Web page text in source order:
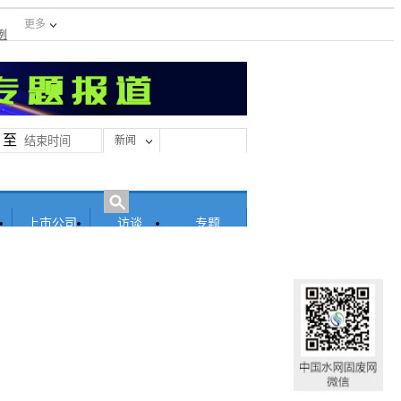
更多
至 新闻
上市公司 访谈 专题